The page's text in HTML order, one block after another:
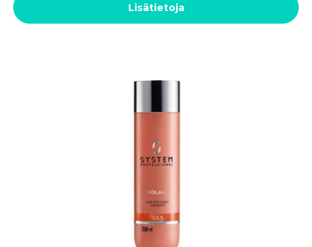
Lisätietoja